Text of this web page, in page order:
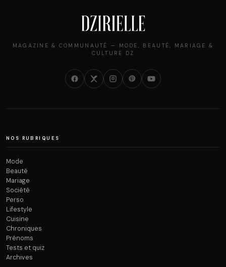
MAGAZINE & COMMUNAUTÉ — MODE, BEAUTÉ, MARIAGE &
CULTURE DZ
NOS RUBRIQUES
Mode
Beauté
Mariage
Société
Perso
Lifestyle
Cuisine
Chroniques
Prénoms
Tests et quiz
Archives